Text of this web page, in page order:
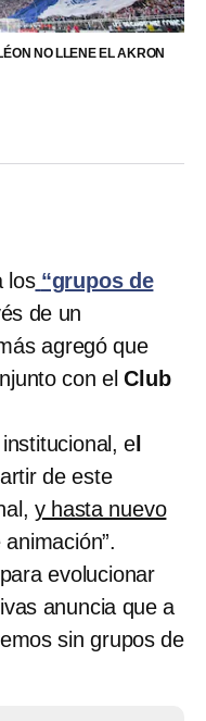
NO LLENE EL AKRON
los “grupos de
de un
agregó que
con elClub
e
de este
y hasta nuevo
evolucionar
anuncia que a
sin grupos de